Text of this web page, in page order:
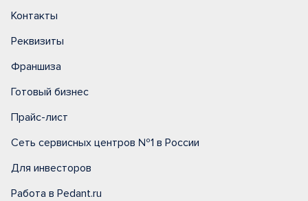
Контакты
Реквизиты
Франшиза
Готовый бизнес
Прайс-лист
Сеть сервисных центров №1 в России
Для инвесторов
Работа в Pedant.ru